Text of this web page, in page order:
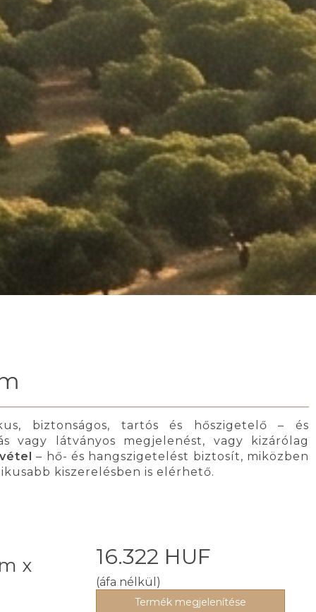
biztonságos, tartós és hőszigetelő – és
vagy látványos megjelenést, vagy kizárólag
– hő- és hangszigetelést biztosít, miközben
kiszerelésben is elérhető.
x
16.322 HUF
(áfa nélkül)
Termék megjelenítése